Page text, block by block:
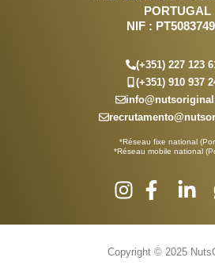
PORTUGAL
NIF :
(+351) 227 123
(+351) 910 937
*Réseau fixe national
*Réseau mobile national
Copyright © 2025